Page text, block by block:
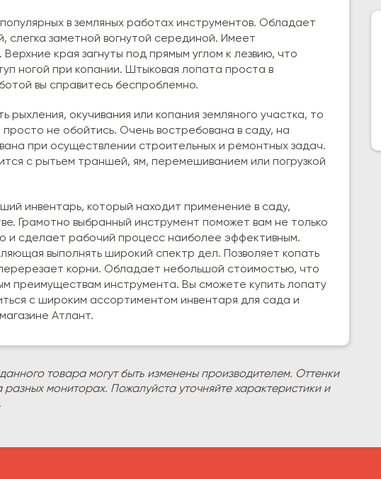
в земляных работах инструментов. Обладает
слегка заметной вогнутой серединой. Имеет
края загнуты под прямым углом к лезвию, что
ногой при копании. Штыковая лопата проста в
вы справитесь беспроблемно.
рыхления, окучивания или копания земляного участка, то
не обойтись. Очень востребована в саду, на
при осуществлении строительных и ремонтных задач.
с рытьем траншей, ям, перемешиванием или погрузкой
инвентарь, который находит применение в саду,
Грамотно выбранный инструмент поможет вам не только
и сделает рабочий процесс наиболее эффективным.
выполнять широкий спектр дел. Позволяет копать
корни. Обладает небольшой стоимостью, что
преимуществам инструмента. Вы сможете купить лопату
с широким ассортиментом инвентаря для сада и
Атлант.
товара могут быть изменены производителем. Оттенки
разных мониторах. Пожалуйста уточняйте характеристики и